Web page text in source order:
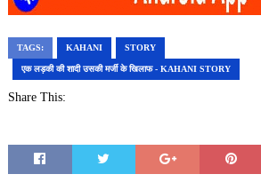
TAGS: KAHANI STORY
एक लड़की की शादी उसकी मर्जी के खिलाफ - KAHANI STORY
Share This: